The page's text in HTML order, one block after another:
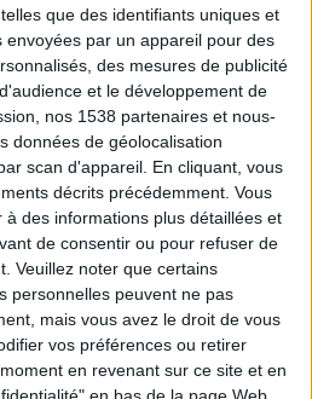
que des identifiants uniques et
par un appareil pour des
des mesures de publicité
et le développement de
nos 1538 partenaires et nous-
données de géolocalisation
scan d'appareil. En cliquant, vous
décrits précédemment. Vous
des informations plus détaillées et
de consentir ou pour refuser de
Veuillez noter que certains
personnelles peuvent ne pas
mais vous avez le droit de vous
vos préférences ou retirer
en revenant sur ce site et en
en bas de la page Web.
direct Voir tout
vos questions en live
vidéo-conférences avec
du